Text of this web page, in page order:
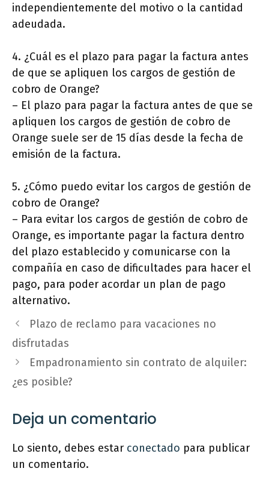
independientemente del motivo o la cantidad
adeudada.
4. ¿Cuál es el plazo para pagar la factura antes
de que se apliquen los cargos de gestión de
cobro de Orange?
– El plazo para pagar la factura antes de que se
apliquen los cargos de gestión de cobro de
Orange suele ser de 15 días desde la fecha de
emisión de la factura.
5. ¿Cómo puedo evitar los cargos de gestión de
cobro de Orange?
– Para evitar los cargos de gestión de cobro de
Orange, es importante pagar la factura dentro
del plazo establecido y comunicarse con la
compañía en caso de dificultades para hacer el
pago, para poder acordar un plan de pago
alternativo.
Plazo de reclamo para vacaciones no
disfrutadas
Empadronamiento sin contrato de alquiler:
¿es posible?
Deja un comentario
Lo siento, debes estar conectado para publicar
un comentario.